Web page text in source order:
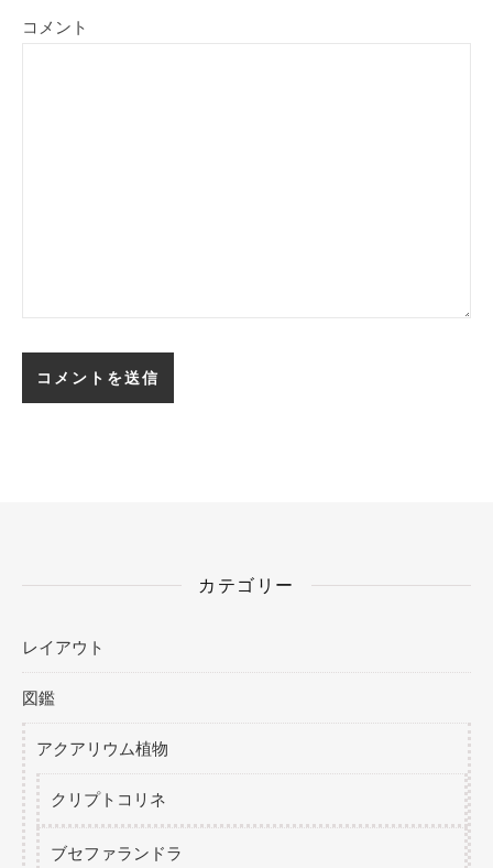
コメント
カテゴリー
レイアウト
図鑑
アクアリウム植物
クリプトコリネ
ブセファランドラ